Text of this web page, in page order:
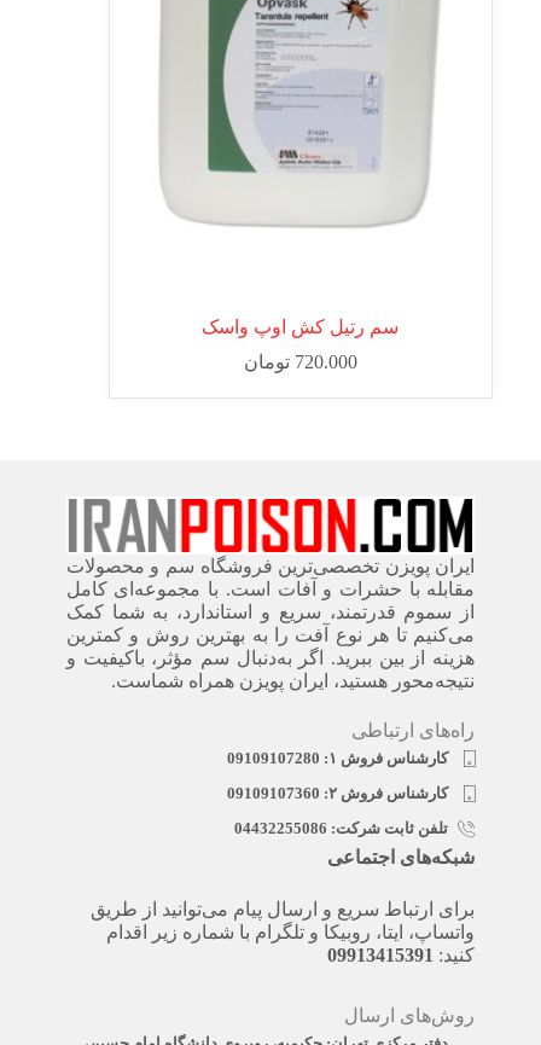
سم رتیل کش اوپ واسک
720.000 تومان
ایران پویزن تخصصی‌ترین فروشگاه سم و محصولات
مقابله با حشرات و آفات است. با مجموعه‌ای کامل
از سموم قدرتمند، سریع‌ و استاندارد، به شما کمک
می‌کنیم تا هر نوع آفت را به بهترین روش و کمترین
هزینه از بین ببرید. اگر به‌دنبال سم مؤثر، باکیفیت و
نتیجه‌محور هستید، ایران پویزن همراه شماست.
راه‌های ارتباطی
کارشناس فروش ۱: 09109107280
کارشناس فروش ۲: 09109107360
تلفن ثابت شرکت: 04432255086
شبکه‌های اجتماعی
برای ارتباط سریع و ارسال پیام می‌توانید از طریق
واتساپ، ایتا، روبیکا و تلگرام با شماره زیر اقدام
کنید: 09913415391
روش‌های ارسال